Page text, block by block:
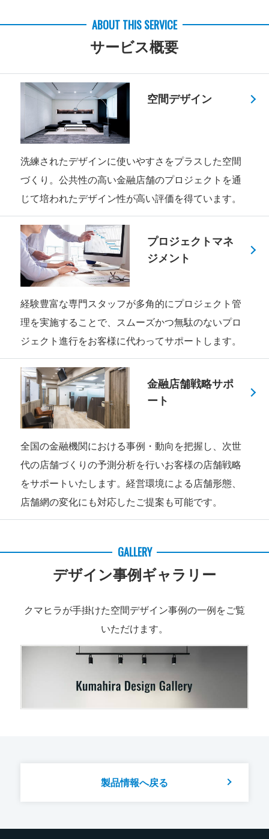
ABOUT THIS SERVICE
サービス概要
空間デザイン
洗練されたデザインに使いやすさをプラスした空間
づくり。公共性の高い金融店舗のプロジェクトを通
じて培われたデザイン性が高い評価を得ています。
プロジェクトマネ
ジメント
経験豊富な専門スタッフが多角的にプロジェクト管
理を実施することで、スムーズかつ無駄のないプロ
ジェクト進行をお客様に代わってサポートします。
金融店舗戦略サポ
ート
全国の金融機関における事例・動向を把握し、次世
代の店舗づくりの予測分析を行いお客様の店舗戦略
をサポートいたします。経営環境による店舗形態、
店舗網の変化にも対応したご提案も可能です。
GALLERY
デザイン事例ギャラリー
クマヒラが手掛けた空間デザイン事例の一例をご覧
いただけます。
製品情報へ戻る